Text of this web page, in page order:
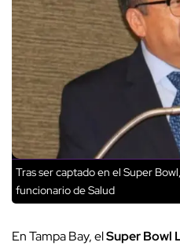
Tras ser captado en el Super
funcionario de Salud
En Tampa Bay, elSuper Bowl